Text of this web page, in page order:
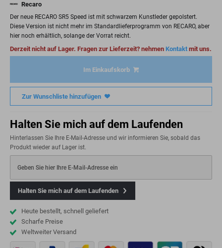
Recaro
Der neue RECARO SR5 Speed ist mit schwarzem Kunstleder gepolstert.
Diese Version ist nicht mehr im Standardlieferprogramm von RECARO, aber
hier noch erhältlich, solange der Vorrat reicht.
Derzeit nicht auf Lager. Fragen zur Lieferzeit? nehmen Kontakt mit uns.
Im Einkaufskorb
Zur Wunschliste hinzufügen
Halten Sie mich auf dem Laufenden
Hinterlassen Sie Ihre E-Mail-Adresse und wir informieren Sie, sobald das
Produkt wieder auf Lager ist.
Geben Sie hier Ihre E-Mail-Adresse ein
Halten Sie mich auf dem Laufenden
Heute bestellt, schnell geliefert
Scharfe Preise
Weltweiter Versand